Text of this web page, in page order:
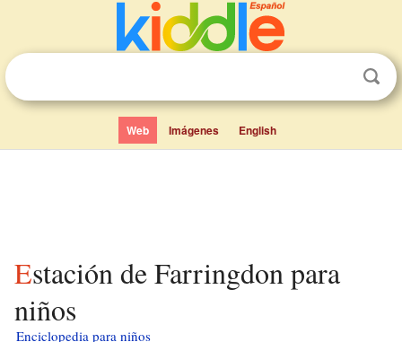
Web Imágenes English
Estación de Farringdon para
niños
Enciclopedia para niños